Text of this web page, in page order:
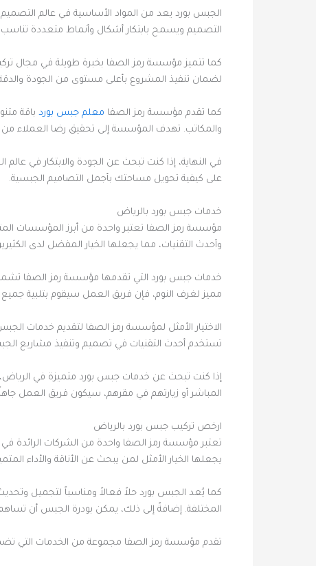
الجبس بورد يعد من المواد الأساسية في عالم
التصميم ويسمح بابتكار أشكال وأنماط متعددة
كما تتميز مؤسسة رمز الصفا بخبرة طويلة في مجال
لضمان تنفيذ المشروع بأعلى مستوى من الجودة والدقة.
كما تقدم مؤسسة رمز الصفا معلم جبس بورد باقة
والمكاتب. تهدف المؤسسة إلى تحقيق رضا العملاء
في النهاية، إذا كنت تبحث عن الجودة والابتكار في
على كيفية تحويل مساحتك بأجمل التصاميم الجبسية.
خدمات جبس بورد بالرياض
مؤسسة رمز الصفا تعتبر واحدة من أبرز المؤسسات
وأحدث التقنيات، مما يجعلها الخيار المفضل لدى
خدمات جبس بورد التي تقدمها مؤسسة رمز الصفا
مميز لغرف النوم، فإن فريق العمل سيقوم بتلبية جميع
الاختيار الأمثل لمؤسسة رمز الصفا لتقديم خدمات
تستخدم أحدث التقنيات في تصميم وتنفيذ مشاريع الجبس
إذا كنت تبحث عن خدمات جبس بورد متميزة في
المباشر أو زيارتهم في مقرهم، سيكون فريق العمل
ارخص تركيب جبس بورد بالرياض
تعتبر مؤسسة رمز الصفا واحدة من الشركات الرائدة
يجعلها الخيار الأمثل لمن يبحث عن الأناقة والأداء
كما يُعد الجبس بورد حلاً فعالاً ومناسباً لتجميل
المختلفة. إضافةً إلى ذلك، يمكن بودرة الجبس أن
تقدم مؤسسة رمز الصفا مجموعة من الخدمات التي